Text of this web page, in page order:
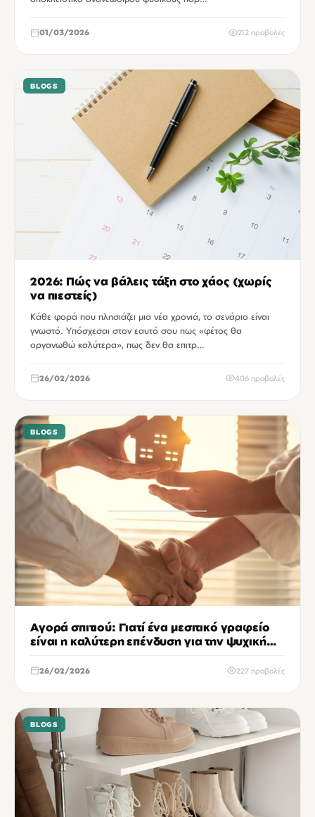
01/03/2026 212 προβολές
BLOGS
2026: Πώς να βάλεις τάξη στο χάος (χωρίς
να πιεστείς)
Κάθε φορά που πλησιάζει μια νέα χρονιά, το σενάριο είναι
γνωστό. Υπόσχεσαι στον εαυτό σου πως «φέτος θα
οργανωθώ καλύτερα», πως δεν θα επιτρ…
26/02/2026 406 προβολές
BLOGS
Αγορά σπιτιού: Γιατί ένα μεσιτικό γραφείο
είναι η καλύτερη επένδυση για την ψυχική
σου υγεία
26/02/2026 227 προβολές
BLOGS